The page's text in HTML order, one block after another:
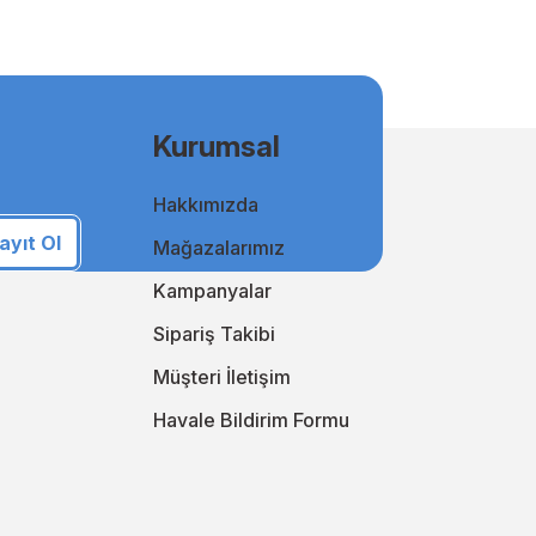
kullanıcılar için uygun fiyatlı ve kaliteli baskılar elde
takip ederek online alışveriş deneyiminizi sürekli
keşfedin!
Ol
Kurumsal
Hakkımızda
Mağazalarımız
Kampanyalar
Sipariş Takibi
Müşteri İletişim
Havale Bildirim Formu